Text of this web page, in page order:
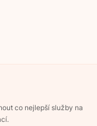
co nejlepší služby na